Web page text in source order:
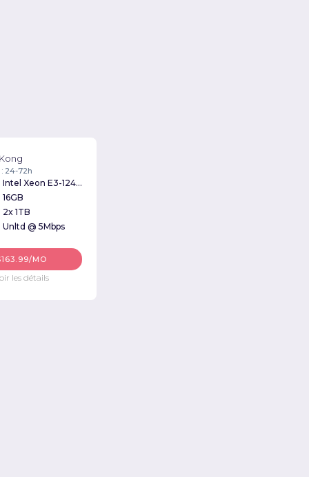
24-72h
Intel Xeon E3-1240 3.30GHz
16GB
2x 1TB
Unltd @ 5Mbps
MO
les détails